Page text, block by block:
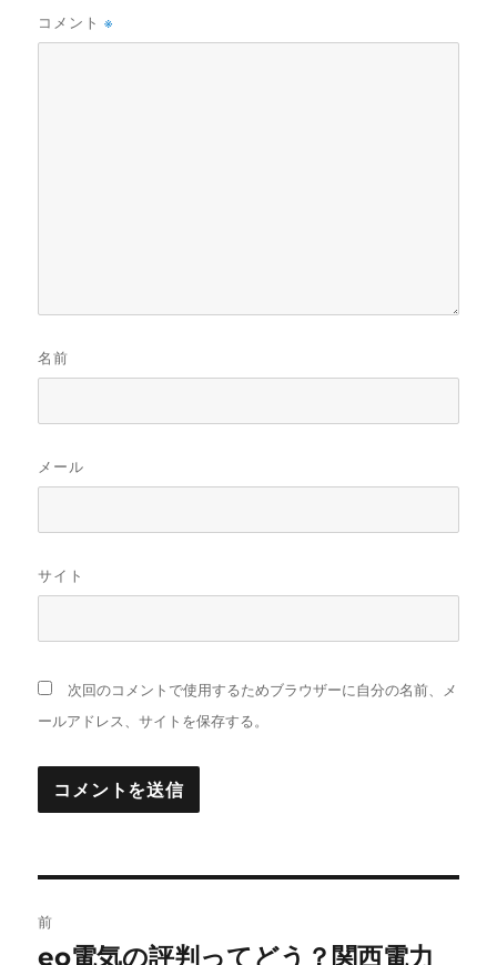
コメント※
名前
メール
サイト
次回のコメントで使用するためブラウザーに自分の名前、メ
ールアドレス、サイトを保存する。
稿
前
前
eo電気の評判ってどう？関西電力